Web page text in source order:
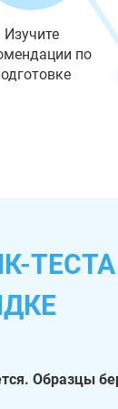
Изучите
по
Образцы